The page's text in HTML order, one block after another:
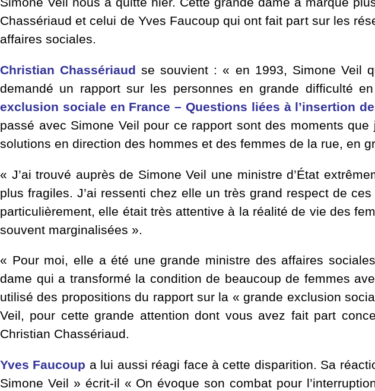
Chassériaud et celui de Yves Faucoup qui ont fait partsur les
affaires sociales.
Christian Chassériaud se souvient : « en 1993, Simone Veil
demandé un rapport sur les personnes en grande difficulté
exclusion sociale en France – Questions liées à l’insertion
passé avec Simone Veil pour ce rapport sont des moments
solutions en direction des hommes et des femmes de la rue, en
« J’ai trouvé auprès de Simone Veil une ministre d’État
plus fragiles. J’ai ressenti chez elle un très grand respect de
particulièrement, elle était très attentive à la réalité de vie des
souvent marginalisées ».
« Pour moi, elle a été une grande ministre des affaires
dame qui a transformé la condition de beaucoup de femmes
utilisé des propositions du rapport sur la « grande exclusion
Veil, pour cette grande attention dont vous avez fait part
Christian Chassériaud.
Yves Faucoup a lui aussi réagi face à cette disparition. Sa
Simone Veil » écrit-il « On évoque son combat pour